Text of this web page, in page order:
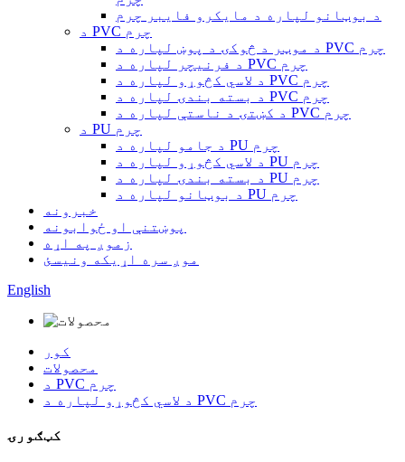
د بوټانو لپاره د مایکرو فایبر چرم
د PVC چرم
د موټر د څوکۍ د پوښ لپاره د PVC چرم
د فرنیچر لپاره د PVC چرم
د لاسي کڅوړو لپاره د PVC چرم
د بسته بندۍ لپاره د PVC چرم
د کښتۍ د ناستې لپاره د PVC چرم
د PU چرم
د جامو لپاره د PU چرم
د لاسي کڅوړو لپاره د PU چرم
د بسته بندۍ لپاره د PU چرم
د بوټانو لپاره د PU چرم
خبرونه
پوښتنې او ځوابونه
زموږ په اړه
موږ سره اړیکه ونیسئ
English
کور
محصولات
د PVC چرم
د لاسي کڅوړو لپاره د PVC چرم
کټګورۍ